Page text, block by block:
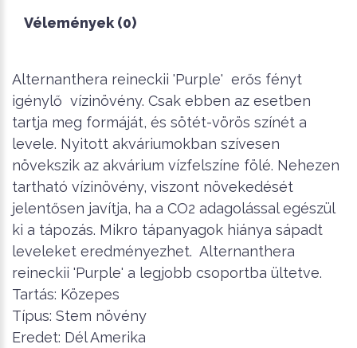
Vélemények (0)
Alternanthera reineckii 'Purple' erős fényt
igénylő vízinövény. Csak ebben az esetben
tartja meg formáját, és sötét-vörös színét a
levele. Nyitott akváriumokban szívesen
növekszik az akvárium vízfelszíne fölé. Nehezen
tartható vízinövény, viszont növekedését
jelentősen javítja, ha a CO2 adagolással egészül
ki a tápozás. Mikro tápanyagok hiánya sápadt
leveleket eredményezhet. Alternanthera
reineckii 'Purple' a legjobb csoportba ültetve.
Tartás: Közepes
Típus: Stem növény
Eredet: Dél Amerika